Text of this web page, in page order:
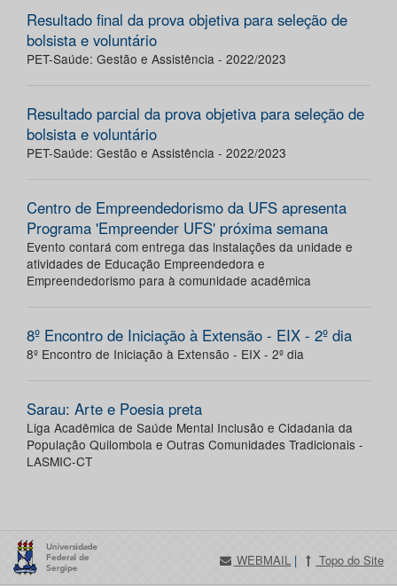
Resultado final da prova objetiva para seleção de
bolsista e voluntário
PET-Saúde: Gestão e Assistência - 2022/2023
Resultado parcial da prova objetiva para seleção de
bolsista e voluntário
PET-Saúde: Gestão e Assistência - 2022/2023
Centro de Empreendedorismo da UFS apresenta
Programa 'Empreender UFS' próxima semana
Evento contará com entrega das instalações da unidade e
atividades de Educação Empreendedora e
Empreendedorismo para à comunidade acadêmica
8º Encontro de Iniciação à Extensão - EIX - 2º dia
8º Encontro de Iniciação à Extensão - EIX - 2º dia
Sarau: Arte e Poesia preta
Liga Acadêmica de Saúde Mental Inclusão e Cidadania da
População Quilombola e Outras Comunidades Tradicionais -
LASMIC-CT
WEBMAIL | Topo do Site